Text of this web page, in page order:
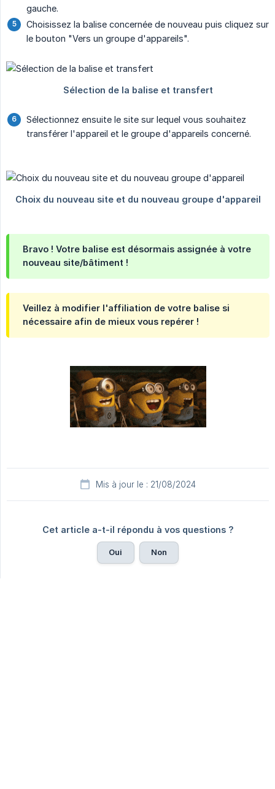
gauche.
Choisissez la balise concernée de nouveau puis cliquez sur
le bouton "Vers un groupe d'appareils".
Sélectionnez ensuite le site sur lequel vous souhaitez
transférer l'appareil et le groupe d'appareils concerné.
Bravo ! Votre balise est désormais assignée à votre
nouveau site/bâtiment !
Veillez à modifier l'affiliation de votre balise si
nécessaire afin de mieux vous repérer !
Mis à jour le : 21/08/2024
Cet article a-t-il répondu à vos questions ?
Oui Non